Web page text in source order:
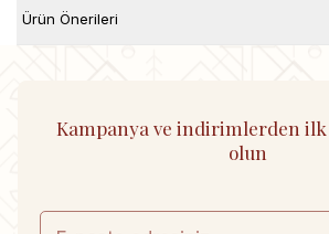
Ürün Önerileri
Kampanya ve indirimlerden
olun